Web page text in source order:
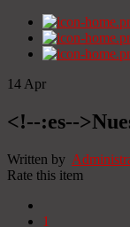
14 Apr
<!--:es--
Written by
Rate this item
1